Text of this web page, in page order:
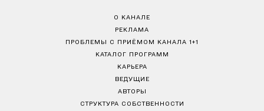
О КАНАЛЕ
РЕКЛАМА
ПРОБЛЕМЫ С ПРИЁМОМ КАНАЛА 1+1
КАТАЛОГ ПРОГРАММ
КАРЬЕРА
ВЕДУЩИЕ
АВТОРЫ
СТРУКТУРА СОБСТВЕННОСТИ